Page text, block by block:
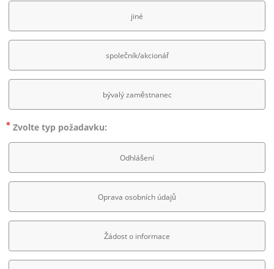
jiné
společník/akcionář
bývalý zaměstnanec
Zvolte typ požadavku:
Odhlášení
Oprava osobních údajů
Žádost o informace